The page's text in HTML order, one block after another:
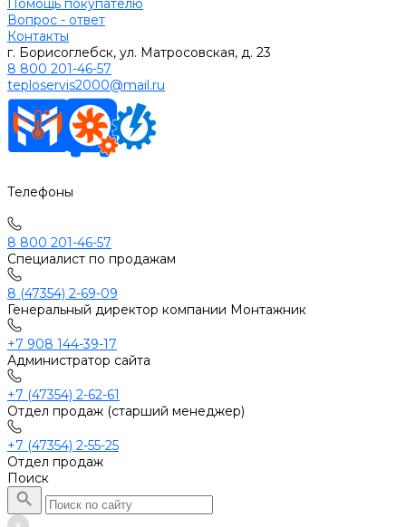
Помощь покупателю
Вопрос - ответ
Контакты
г. Борисоглебск, ул. Матросовская, д. 23
8 800 201-46-57
teploservis2000@mail.ru
Телефоны
8 800 201-46-57
Специалист по продажам
8 (47354) 2-69-09
Генеральный директор компании Монтажник
+7 908 144-39-17
Администратор сайта
+7 (47354) 2-62-61
Отдел продаж (старший менеджер)
+7 (47354) 2-55-25
Отдел продаж
Поиск